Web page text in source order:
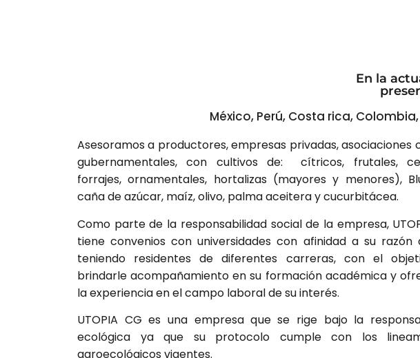
En la
México, Perú, Costa rica,
Asesoramos a productores, empresas privadas, asociaciones
gubernamentales, con cultivos de: cítricos, frutales,
forrajes, ornamentales, hortalizas (mayores y menores),
caña de azúcar, maíz, olivo, palma aceitera y cucurbitácea.
Como parte de la responsabilidad social de la empresa,
tiene convenios con universidades con afinidad a su razón
teniendo residentes de diferentes carreras, con el
brindarle acompañamiento en su formación académica y
la experiencia en el campo laboral de su interés.
UTOPIA CG es una empresa que se rige bajo la
ecológica ya que su protocolo cumple con los
agroecológicos vigentes.